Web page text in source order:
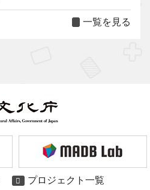
一覧を見る
プロジェクト一覧